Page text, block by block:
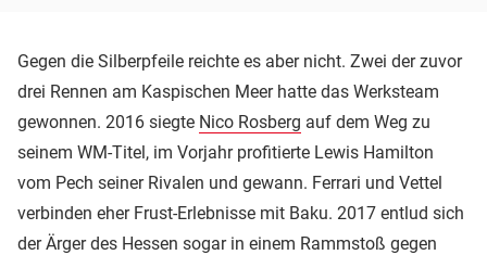
Gegen die Silberpfeile reichte es aber nicht. Zwei der zuvor
drei Rennen am Kaspischen Meer hatte das Werksteam
gewonnen. 2016 siegte Nico Rosberg auf dem Weg zu
seinem WM-Titel, im Vorjahr profitierte Lewis Hamilton
vom Pech seiner Rivalen und gewann. Ferrari und Vettel
verbinden eher Frust-Erlebnisse mit Baku. 2017 entlud sich
der Ärger des Hessen sogar in einem Rammstoß gegen